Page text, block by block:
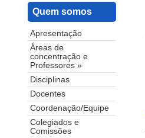
Quem somos
Apresentação
Áreas de
concentração e
Professores »
Disciplinas
Docentes
Coordenação/Equipe
Colegiados e
Comissões